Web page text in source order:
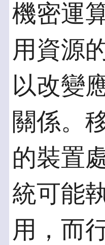
機密運
用資源
以改變
關係。
的裝置
統可能
用，而